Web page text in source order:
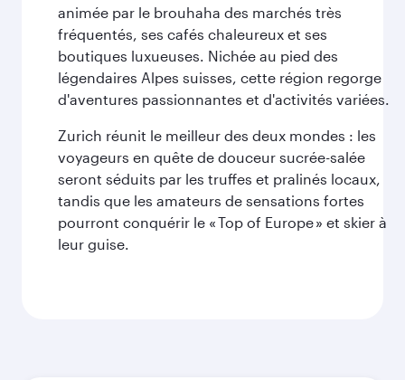
animée par le brouhaha des marchés très
fréquentés, ses cafés chaleureux et ses
boutiques luxueuses. Nichée au pied des
légendaires Alpes suisses, cette région regorge
d'aventures passionnantes et d'activités variées.
Zurich réunit le meilleur des deux mondes : les
voyageurs en quête de douceur sucrée-salée
seront séduits par les truffes et pralinés locaux,
tandis que les amateurs de sensations fortes
pourront conquérir le « Top of Europe » et skier à
leur guise.